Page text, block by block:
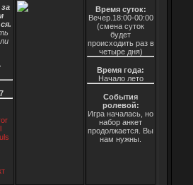
Время суток:
Вечер.18:00-00:00
(смена суток
будет
происходить раз в
четыре дня)
Время года:
Начало лето
События
ролевой:
Игра началась, но
набор анкет
продолжается. Вы
нам нужны.